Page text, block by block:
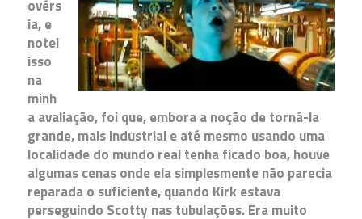
ovérs
ia, e
notei
isso
na
minh
a avaliação, foi que, embora a noção de torná-la
grande, mais industrial e até mesmo usando uma
localidade do mundo real tenha ficado boa, houve
algumas cenas onde ela simplesmente não parecia
reparada o suficiente, quando Kirk estava
perseguindo Scotty nas tubulações. Era muito